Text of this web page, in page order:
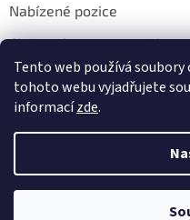
Tento web používá
tohoto webu vyjadřujete
informacízde.
Nabízené pozice
Chci u vás pracovat. Jak na
Upravit